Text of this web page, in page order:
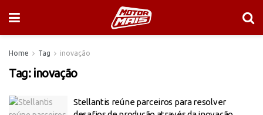
Home Tag inovação
Tag: inovação
Stellantis reúne parceiros para resolver